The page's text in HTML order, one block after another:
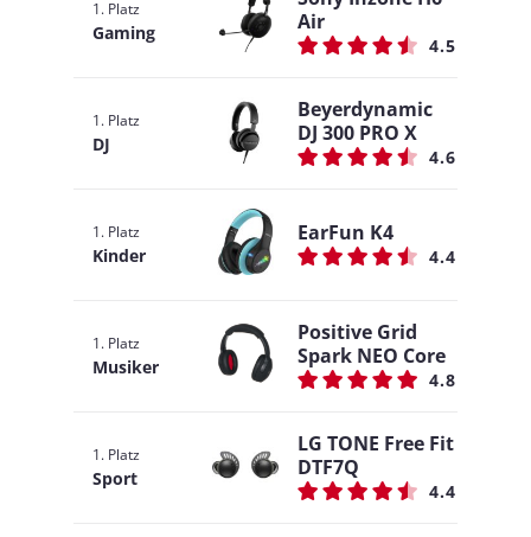
1. Platz
Gaming
Air
4.5
1. Platz
DJ
Beyerdynamic
DJ 300 PRO X
4.6
1. Platz
Kinder
EarFun K4
4.4
1. Platz
Musiker
Positive Grid
Spark NEO Core
4.8
1. Platz
Sport
LG TONE Free Fit
DTF7Q
4.4